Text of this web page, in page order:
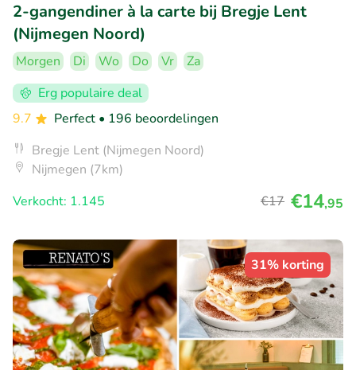
2-gangendiner à la carte bij Bregje Lent
(Nijmegen Noord)
Morgen Di Wo Do Vr
Za
Erg populaire deal
9.7
Perfect • 196 beoordelingen
Bregje Lent (Nijmegen Noord)
Nijmegen (7km)
Verkocht: 1.145
€17 €14,95
31% korting